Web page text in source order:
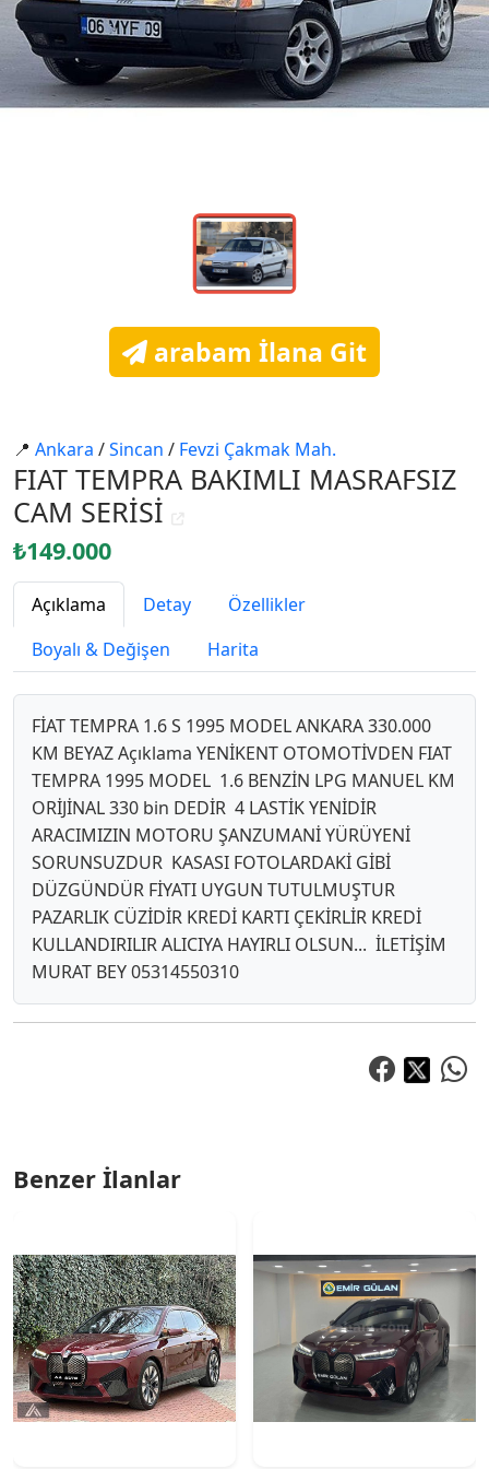
arabam İlana Git
📍 Ankara /Si̇ncan / Fevzi̇ Çakmak Mah.
FIAT TEMPRA BAKIMLI MASRAFSIZ
CAM SERİSİ
₺149.000
Açıklama Detay
Özellikler
Boyalı & Değişen
Harita
FİAT TEMPRA 1.6 S 1995 MODEL ANKARA 330.000
KM BEYAZ Açıklama YENİKENT OTOMOTİVDEN FIAT
TEMPRA 1995 MODEL 1.6 BENZİN LPG MANUEL KM
ORİJİNAL 330 bin DEDİR 4 LASTİK YENİDİR
ARACIMIZIN MOTORU ŞANZUMANİ YÜRÜYENİ
SORUNSUZDUR KASASI FOTOLARDAKİ GİBİ
DÜZGÜNDÜR FİYATI UYGUN TUTULMUŞTUR
PAZARLIK CÜZİDİR KREDİ KARTI ÇEKİRLİR KREDİ
KULLANDIRILIR ALICIYA HAYIRLI OLSUN... İLETİŞİM
MURAT BEY 05314550310
Benzer İlanlar